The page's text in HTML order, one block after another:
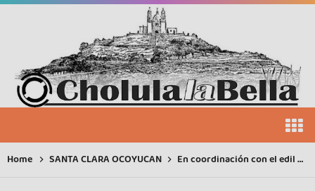
Home SANTA CLARA OCOYUCAN En coordinación con el edil municipal Rosendo Morales se hizo la entrega de mil gallinas ponedoras para el consumo familiar o emprendimiento comercial de las familias ocoyuquenses